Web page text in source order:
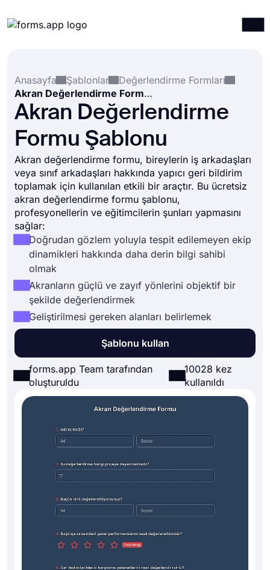
Entegrasyonlar
Şablonlar
Kaynaklar
Anasayfa
Şablonlar
Değerlendirme Formları
Akran Değerlendirme Formu Şablonu
Akran Değerlendirme
Formu Şablonu
Akran değerlendirme formu, bireylerin iş arkadaşları
veya sınıf arkadaşları hakkında yapıcı geri bildirim
toplamak için kullanılan etkili bir araçtır. Bu ücretsiz
akran değerlendirme formu şablonu,
profesyonellerin ve eğitimcilerin şunları yapmasını
sağlar:
Doğrudan gözlem yoluyla tespit edilemeyen ekip
dinamikleri hakkında daha derin bilgi sahibi
olmak
Akranların güçlü ve zayıf yönlerini objektif bir
şekilde değerlendirmek
Geliştirilmesi gereken alanları belirlemek
Şablonu kullan
forms.app Team tarafından
oluşturuldu
10028 kez
kullanıldı